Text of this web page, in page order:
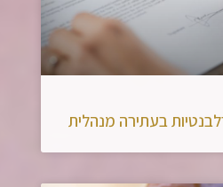
בעתירה מנהלית